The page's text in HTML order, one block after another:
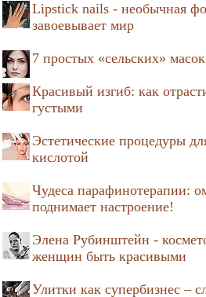
Lipstick nails - необычная
завоевывает мир
7 простых «сельских»
Красивый изгиб: как
густыми
Эстетические процедуры
кислотой
Чудеса парафинотерапии:
поднимает настроение!
Элена Рубинштейн -
женщин быть красивыми
Улитки как супербизнес –